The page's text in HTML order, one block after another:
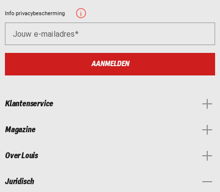
Info privacybescherming
Jouw e-mailadres
AANMELDEN
Klantenservice
Magazine
Over Louis
Juridisch